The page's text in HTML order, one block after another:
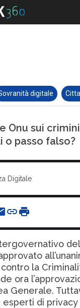
digitale
Onu sui
o passo falso?
Digitale
la
ora
Generale.
esperti di